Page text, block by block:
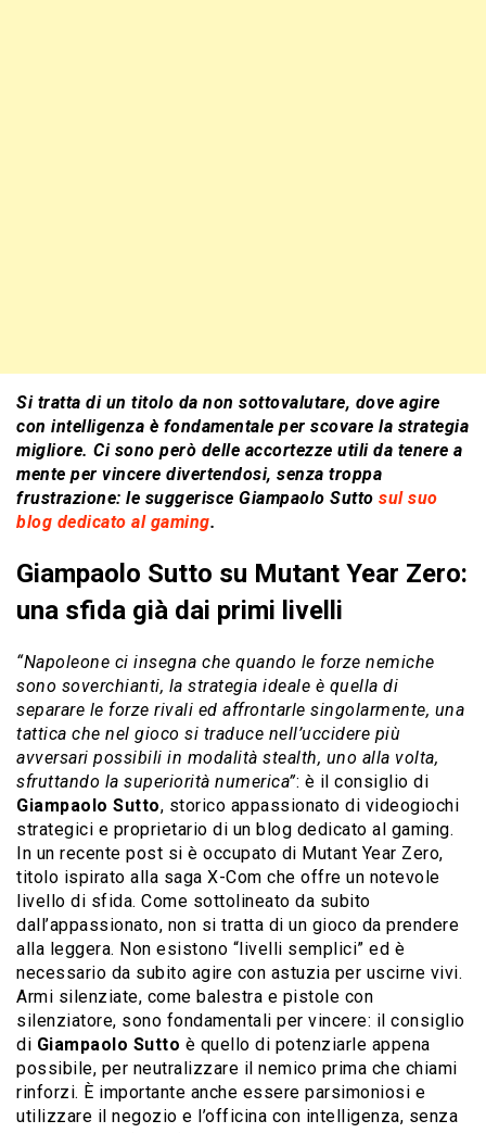
Si tratta di un titolo da non sottovalutare, dove agire
con intelligenza è fondamentale per scovare la strategia
migliore. Ci sono però delle accortezze utili da tenere a
mente per vincere divertendosi, senza troppa
frustrazione: le suggerisce Giampaolo Sutto sul suo
blog dedicato al gaming.
Giampaolo Sutto su Mutant Year Zero:
una sfida già dai primi livelli
“Napoleone ci insegna che quando le forze nemiche
sono soverchianti, la strategia ideale è quella di
separare le forze rivali ed affrontarle singolarmente, una
tattica che nel gioco si traduce nell’uccidere più
avversari possibili in modalità stealth, uno alla volta,
sfruttando la superiorità numerica”: è il consiglio di
Giampaolo Sutto, storico appassionato di videogiochi
strategici e proprietario di un blog dedicato al gaming.
In un recente post si è occupato di Mutant Year Zero,
titolo ispirato alla saga X-Com che offre un notevole
livello di sfida. Come sottolineato da subito
dall’appassionato, non si tratta di un gioco da prendere
alla leggera. Non esistono “livelli semplici” ed è
necessario da subito agire con astuzia per uscirne vivi.
Armi silenziate, come balestra e pistole con
silenziatore, sono fondamentali per vincere: il consiglio
di Giampaolo Sutto è quello di potenziarle appena
possibile, per neutralizzare il nemico prima che chiami
rinforzi. È importante anche essere parsimoniosi e
utilizzare il negozio e l’officina con intelligenza, senza